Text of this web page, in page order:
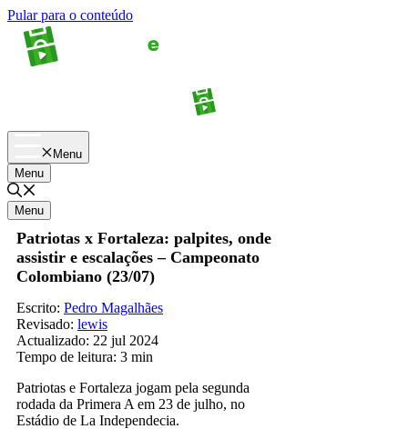
Pular para o conteúdo
Menu
Menu
Menu
Patriotas x Fortaleza: palpites, onde
assistir e escalações – Campeonato
Colombiano (23/07)
Escrito: Pedro Magalhães
Revisado: lewis
Actualizado: 22 jul 2024
Tempo de leitura: 3 min
Patriotas e Fortaleza jogam pela segunda
rodada da Primera A em 23 de julho, no
Estádio de La Independecia.